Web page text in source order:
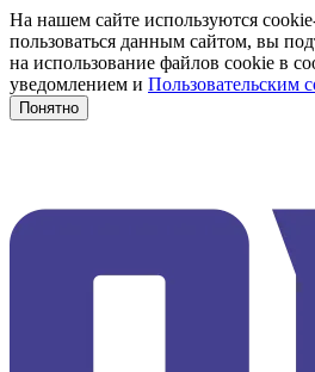
На нашем сайте используются
пользоваться данным сайтом, вы
на использование файлов cookie в
уведомлением и Пользовательским
Понятно